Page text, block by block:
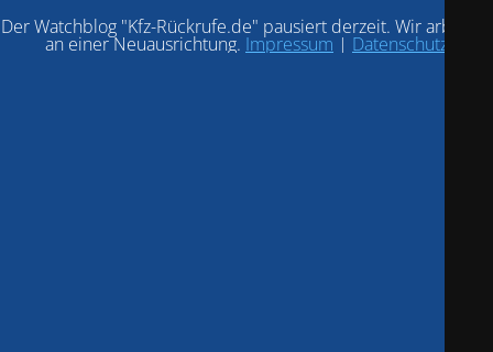
Der Watchblog "Kfz-Rückrufe.de" pausiert derzeit. Wir arbeiten
an einer Neuausrichtung. Impressum | Datenschutz